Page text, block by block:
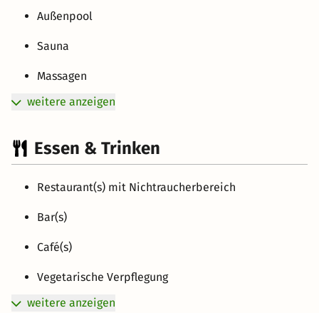
Außenpool
Sauna
Massagen
weitere anzeigen
Essen & Trinken
Restaurant(s) mit Nichtraucherbereich
Bar(s)
Café(s)
Vegetarische Verpflegung
weitere anzeigen